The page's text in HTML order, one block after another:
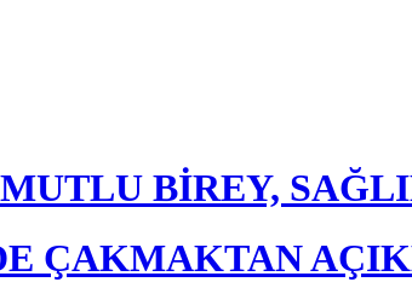
BİREY,
ÇAKMAKTAN